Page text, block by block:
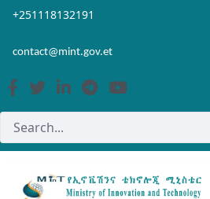
Skip to Main Content
Open Accessibility Menu
+251118132191
contact@mint.gov.et